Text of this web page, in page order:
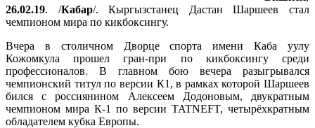
26.02.19. /Кабар/. Кыргызстанец Дастан Шаршеев стал
чемпионом мира по кикбоксингу.
Вчера в столичном Дворце спорта имени Каба уулу
Кожомкула прошел гран-при по кикбоксингу среди
профессионалов. В главном бою вечера разыгрывался
чемпионский титул по версии К1, в рамках которой Шаршеев
бился с россиянином Алексеем Додоновым, двукратным
чемпионом мира К-1 по версии TATNEFT, четырёхкратным
обладателем кубка Европы.